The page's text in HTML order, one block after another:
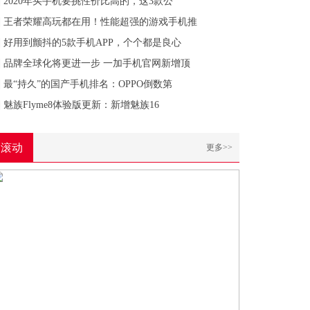
王者荣耀高玩都在用！性能超强的游戏手机推
好用到颤抖的5款手机APP，个个都是良心
品牌全球化将更进一步 一加手机官网新增顶
最“持久”的国产手机排名：OPPO倒数第
魅族Flyme8体验版更新：新增魅族16
滚动 更多>>